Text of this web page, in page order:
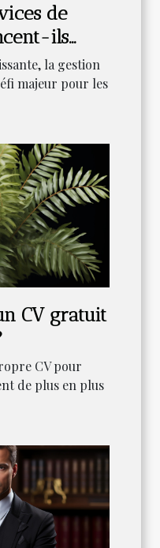
de
ils
?
la gestion
majeur pour les
CV gratuit
CV pour
de plus en plus